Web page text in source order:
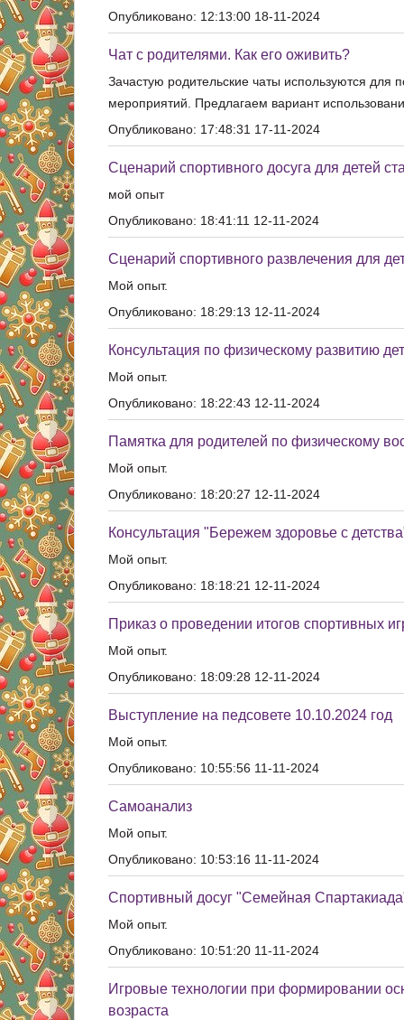
Опубликовано: 12:13:00 18-11-2024
Чат с родителями. Как его оживить?
Зачастую родительские чаты используются
мероприятий. Предлагаем вариант
Опубликовано: 17:48:31 17-11-2024
Сценарий спортивного досуга для детей
мой опыт
Опубликовано: 18:41:11 12-11-2024
Сценарий спортивного развлечения для
Мой опыт.
Опубликовано: 18:29:13 12-11-2024
Консультация по физическому развитию
Мой опыт.
Опубликовано: 18:22:43 12-11-2024
Памятка для родителей по физическому
Мой опыт.
Опубликовано: 18:20:27 12-11-2024
Консультация "Бережем здоровье с
Мой опыт.
Опубликовано: 18:18:21 12-11-2024
Приказ о проведении итогов спортивных
Мой опыт.
Опубликовано: 18:09:28 12-11-2024
Выступление на педсовете 10.10.2024 год
Мой опыт.
Опубликовано: 10:55:56 11-11-2024
Самоанализ
Мой опыт.
Опубликовано: 10:53:16 11-11-2024
Спортивный досуг "Семейная
Мой опыт.
Опубликовано: 10:51:20 11-11-2024
Игровые технологии при формировании
возраста